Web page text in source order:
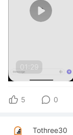
01:29
5 0
Tothree30